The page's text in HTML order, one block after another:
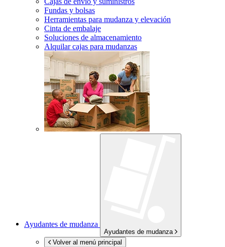
Fundas y bolsas
Herramientas para mudanza y elevación
Cinta de embalaje
Soluciones de almacenamiento
Alquilar cajas para mudanzas
Ayudantes de mudanza
Ayudantes de mudanza
Volver al menú principal